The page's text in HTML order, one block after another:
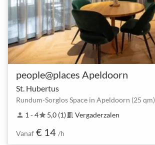
people@places Apeldoorn
St. Hubertus
Rundum-Sorglos Space in Apeldoorn (25 qm)
person 1 - 4star5,0 (1) meeting_room Vergaderzalen
Vanaf € 14 /h